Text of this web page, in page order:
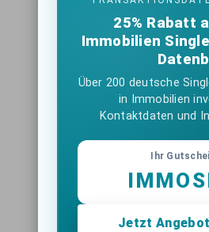
25% Rabatt
Immobilien
Über 200 deutsche
in Immobilien
Kontaktdaten und
Ihr
Jetzt